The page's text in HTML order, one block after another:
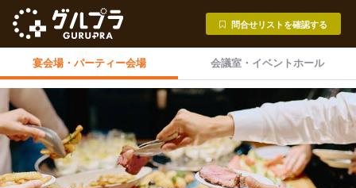
問合せリストを確認する
宴会場・ パーティー会場 会議室・ イベントホール